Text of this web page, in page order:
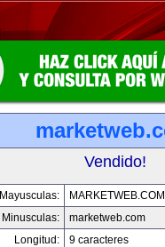
Vendido!
Mayusculas:
MARKETWEB.COM
Minusculas:
marketweb.com
Longitud:
9 caracteres